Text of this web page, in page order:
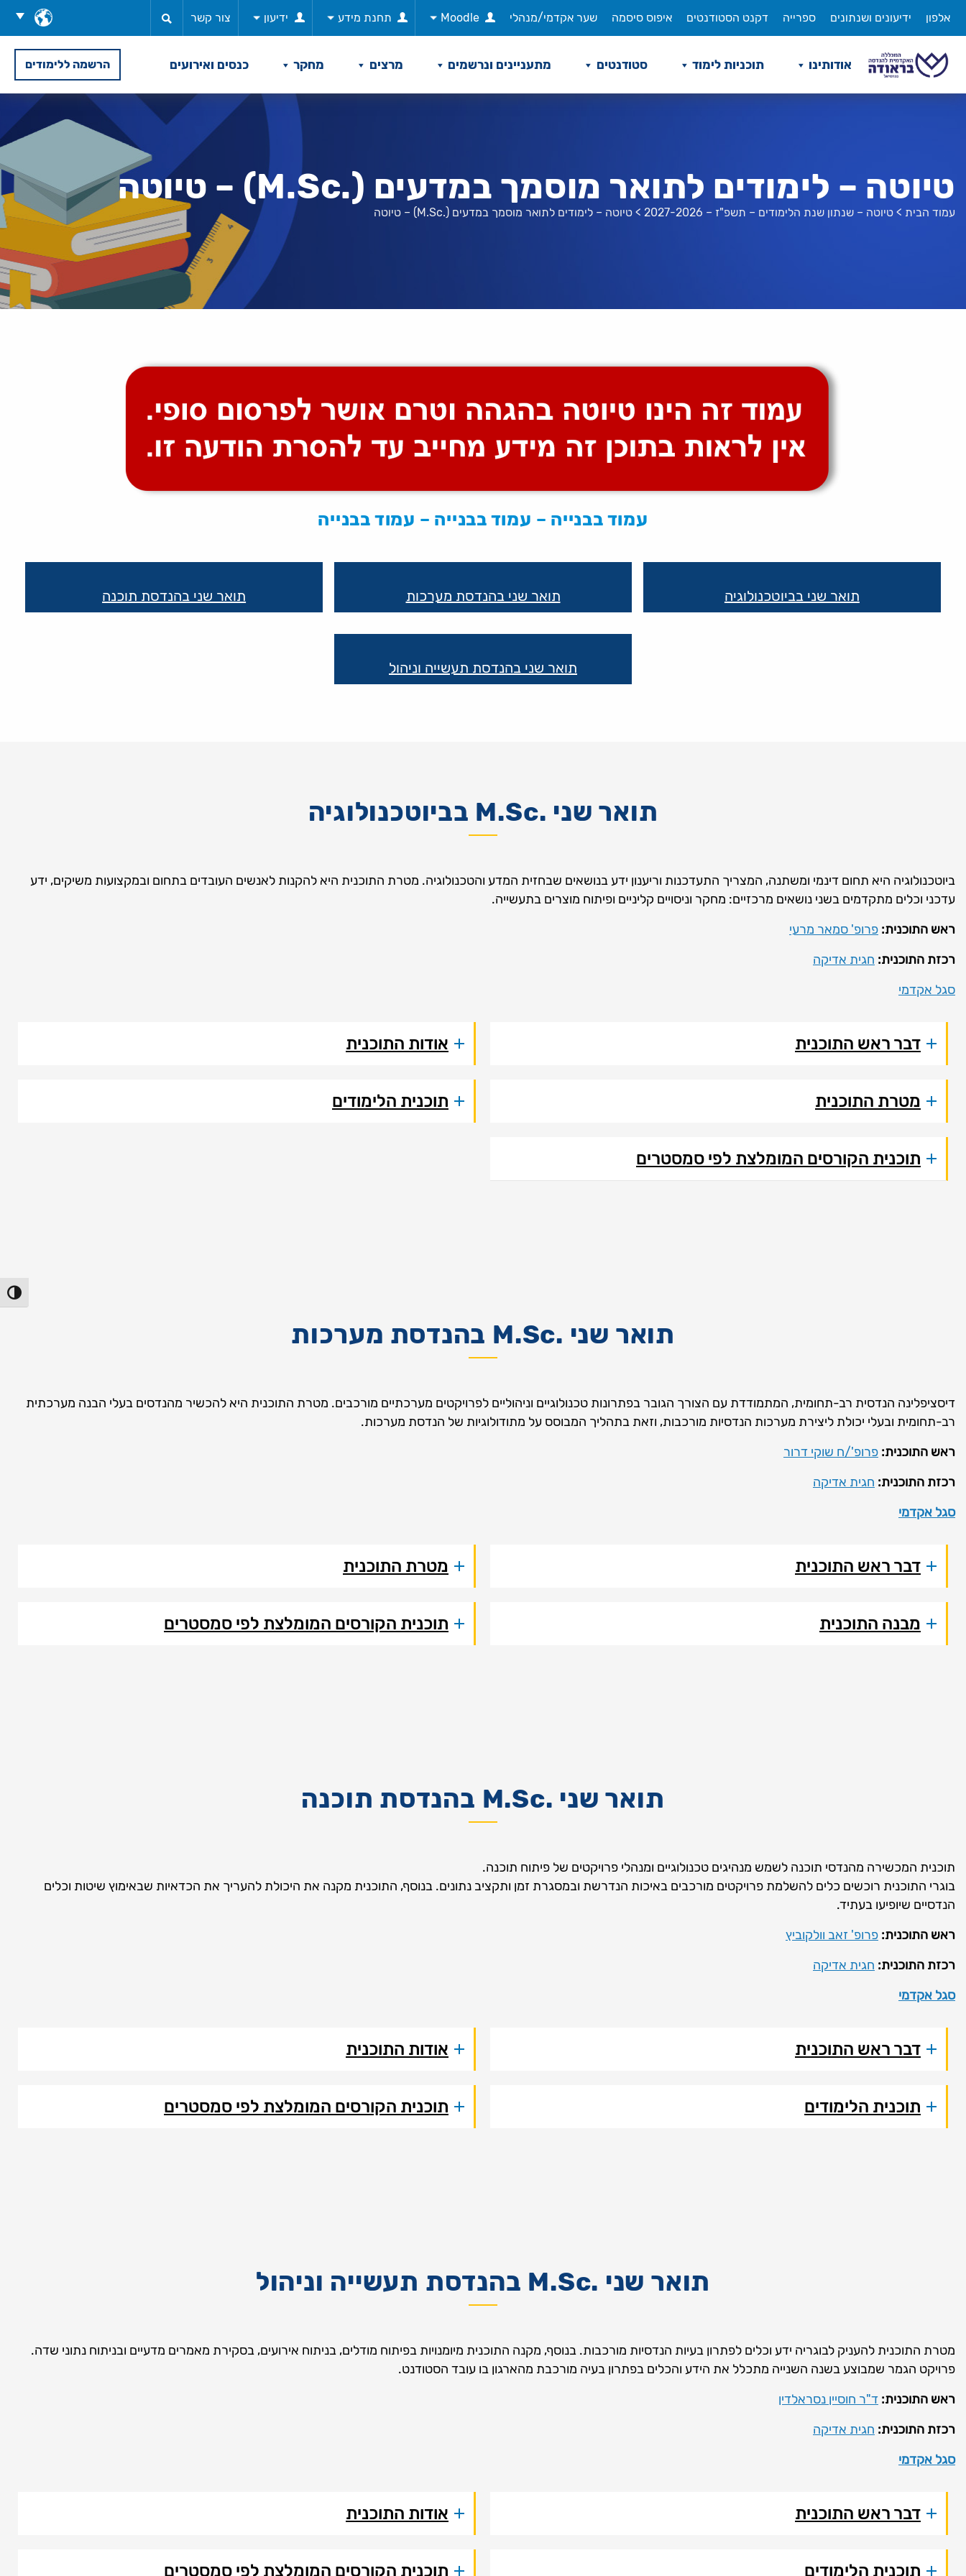
לתוכן
בחר
שפה
אלפון ידיעונים ושנתונים ספרייה דקנט הסטודנטים איפוס סיסמה שער אקדמי/מנהלי Moodle תחנת מידע ידיעון צור קשר
אודותינו תוכניות לימוד סטודנטים מתעניינים ונרשמים מרצים מחקר כנסים ואירועים הרשמה ללימודים
טיוטה – לימודים לתואר מוסמך במדעים (.M.Sc) – טיוטה
עמוד הבית > טיוטה – שנתון שנת הלימודים – תשפ"ז – 2027-2026 > טיוטה – לימודים לתואר מוסמך במדעים (.M.Sc) – טיוטה
עמוד בבנייה – עמוד בבנייה – עמוד בבנייה
תואר שני בביוטכנולוגיה תואר שני בהנדסת מערכות תואר שני בהנדסת תוכנה
תואר שני בהנדסת תעשייה וניהול
תואר שני .M.Sc בביוטכנולוגיה
ביוטכנולוגיה היא תחום דינמי ומשתנה, המצריך התעדכנות וריענון ידע בנושאים שבחזית המדע והטכנולוגיה. מטרת התוכנית היא להקנות לאנשים העובדים בתחום ובמקצועות משיקים, ידע
עדכני וכלים מתקדמים בשני נושאים מרכזיים: מחקר וניסויים קליניים ופיתוח מוצרים בתעשייה.
ראש התוכנית: פרופ' סמאר מרעי
רכזת התוכנית: חגית אדיקה
סגל אקדמי
דבר ראש התוכנית אודות התוכנית
מטרת התוכנית תוכנית הלימודים
תוכנית הקורסים המומלצת לפי סמסטרים
תואר שני .M.Sc בהנדסת מערכות
דיסציפלינה הנדסית רב-תחומית, המתמודדת עם הצורך הגובר בפתרונות טכנולוגיים וניהוליים לפרויקטים מערכתיים מורכבים. מטרת התוכנית היא להכשיר מהנדסים בעלי הבנה מערכתית
רב-תחומית ובעלי יכולת ליצירת מערכות הנדסיות מורכבות, וזאת בתהליך המבוסס על מתודולוגיות של הנדסת מערכות.
ראש התוכנית: פרופ'/ח שוקי דרור
רכזת התוכנית: חגית אדיקה
סגל אקדמי
דבר ראש התוכנית מטרת התוכנית
מבנה התוכנית תוכנית הקורסים המומלצת לפי סמסטרים
תואר שני .M.Sc בהנדסת תוכנה
תוכנית המכשירה מהנדסי תוכנה לשמש מנהיגים טכנולוגיים ומנהלי פרויקטים של פיתוח תוכנה.
בוגרי התוכנית רוכשים כלים להשלמת פרויקטים מורכבים באיכות הנדרשת ובמסגרת זמן ותקציב נתונים. בנוסף, התוכנית מקנה את היכולת להעריך את הכדאיות שבאימוץ שיטות וכלים
הנדסיים שיופיעו בעתיד.
ראש התוכנית: פרופ' זאב וולקוביץ
רכזת התוכנית: חגית אדיקה
סגל אקדמי
דבר ראש התוכנית אודות התוכנית
תוכנית הלימודים תוכנית הקורסים המומלצת לפי סמסטרים
תואר שני .M.Sc בהנדסת תעשייה וניהול
מטרת התוכנית להעניק לבוגריה ידע וכלים לפתרון בעיות הנדסיות מורכבות. בנוסף, מקנה התוכנית מיומנויות בפיתוח מודלים, בניתוח אירועים, בסקירת מאמרים מדעיים ובניתוח נתוני שדה.
פרויקט הגמר שמבוצע בשנה השנייה מתכלל את הידע והכלים בפתרון בעיה מורכבת מהארגון בו עובד הסטודנט.
ראש התוכנית: ד"ר חוסיין נסראלדין
רכזת התוכנית: חגית אדיקה
סגל אקדמי
דבר ראש התוכנית אודות התוכנית
תוכנית הלימודים תוכנית הקורסים המומלצת לפי סמסטרים